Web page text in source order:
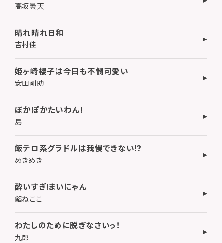
高坂曇天
晴れ晴れ日和
吉村佳
姫ヶ崎櫻子は今日も不憫可愛い
安田剛助
ぽかぽかたいわん！
島
飯テロ系グラドルは我慢できない!?
めきめき
酔いすぎ!まいにゃん
餡ねここ
わたしのために脱ぎなさいっ！
九郎